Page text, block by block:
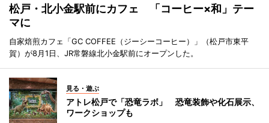
松戸・北小金駅前にカフェ 「コーヒー×和」テー
マに
自家焙煎カフェ「GC COFFEE（ジーシーコーヒー）」（松戸市東平
賀）が8月1日、JR常磐線北小金駅前にオープンした。
見る・遊ぶ
アトレ松戸で「恐竜ラボ」 恐竜装飾や化石展示、
ワークショップも